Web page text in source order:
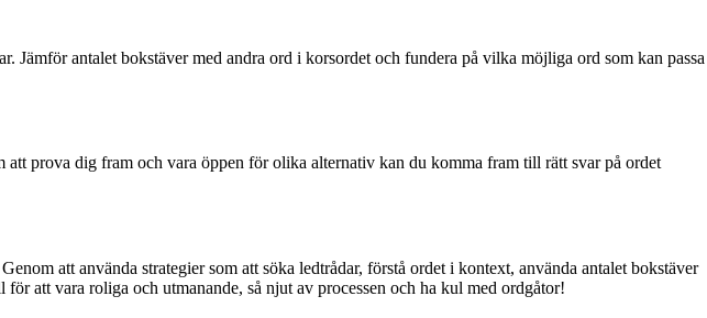
Jämför antalet bokstäver med andra ord i korsordet och fundera på vilka möjliga ord som kan passa
prova dig fram och vara öppen för olika alternativ kan du komma fram till rätt svar på ordet
att använda strategier som att söka ledtrådar, förstå ordet i kontext, använda antalet bokstäver
att vara roliga och utmanande, så njut av processen och ha kul med ordgåtor!